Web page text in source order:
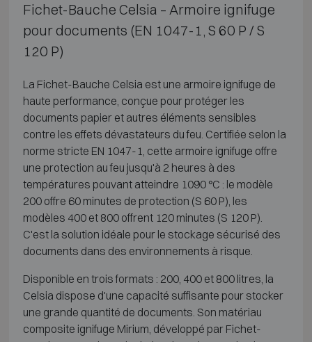
Fichet-Bauche Celsia – Armoire ignifuge
pour documents (EN 1047-1, S 60 P / S
120 P)
La Fichet-Bauche Celsia est une armoire ignifuge de
haute performance, conçue pour protéger les
documents papier et autres éléments sensibles
contre les effets dévastateurs du feu. Certifiée selon la
norme stricte EN 1047-1, cette armoire ignifuge offre
une protection au feu jusqu'à 2 heures à des
températures pouvant atteindre 1090 °C : le modèle
200 offre 60 minutes de protection (S 60 P), les
modèles 400 et 800 offrent 120 minutes (S 120 P).
C'est la solution idéale pour le stockage sécurisé des
documents dans des environnements à risque.
Disponible en trois formats : 200, 400 et 800 litres, la
Celsia dispose d'une capacité suffisante pour stocker
une grande quantité de documents. Son matériau
composite ignifuge Mirium, développé par Fichet-